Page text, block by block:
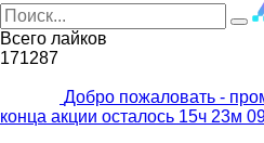
Всего лайков
171287
Добро пожаловать -
конца акции осталось 15ч 23м